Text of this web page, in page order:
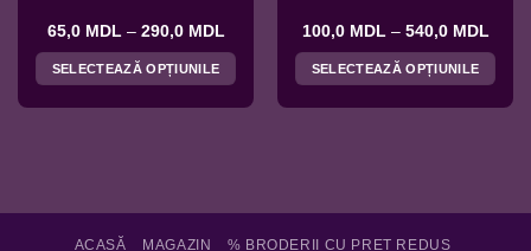
65,0 MDL – 290,0 MDL
prețuri:
la
SELECTEAZĂ OPȚIUNILE
Opțiunile
100,0 MDL – 540,0 MDL
la
SELECTEAZĂ OPȚIUNILE
Opțiunile
ACASĂ MAGAZIN % BRODERII CU PRET REDUS